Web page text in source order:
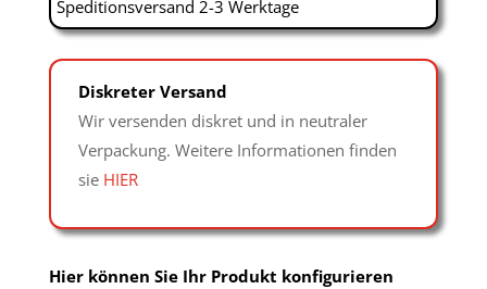
Speditionsversand 2-3 Werktage
Diskreter Versand
Wir versenden diskret und in neutraler
Verpackung. Weitere Informationen finden
sie HIER
Hier können Sie Ihr Produkt konfigurieren